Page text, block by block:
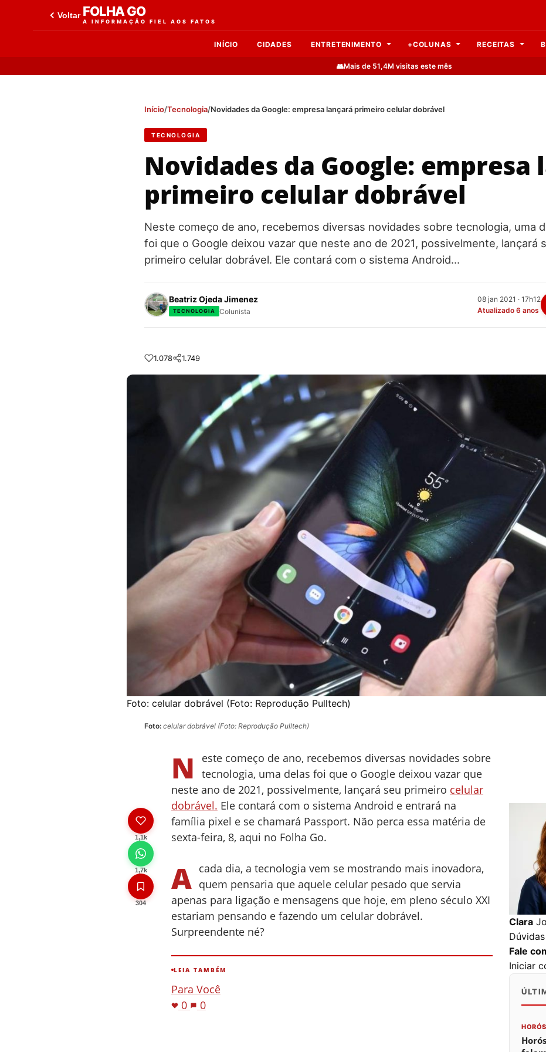
Voltar FOLHA GO
A INFORMAÇÃO FIEL AOS FATOS
INÍCIO CIDADES ENTRETENIMENTO +COLUNAS RECEITAS
👥Mais de 51,4M visitas este mês
Início/Tecnologia/Novidades da Google: empresa lançará primeiro celular dobrável
TECNOLOGIA
Novidades da Google: empresa
primeiro celular dobrável
Neste começo de ano, recebemos diversas novidades sobre tecnologia, uma
foi que o Google deixou vazar que neste ano de 2021, possivelmente, lançará
primeiro celular dobrável. Ele contará com o sistema Android…
Beatriz Ojeda Jimenez
TECNOLOGIA Colunista
08 jan 2021 · 17h12
Atualizado 6 anos
1.078 1.749
Foto: celular dobrável (Foto: Reprodução Pulltech)
Foto: celular dobrável (Foto: Reprodução Pulltech)
1,1k
1,7k
304
N
este começo de ano, recebemos diversas novidades sobre
tecnologia, uma delas foi que o Google deixou vazar que
neste ano de 2021, possivelmente, lançará seu primeiro celular
dobrável. Ele contará com o sistema Android e entrará na
família pixel e se chamará Passport. Não perca essa matéria de
sexta-feira, 8, aqui no Folha Go.
A cada dia, a tecnologia vem se mostrando mais inovadora,
quem pensaria que aquele celular pesado que servia
apenas para ligação e mensagens que hoje, em pleno século XXI
estariam pensando e fazendo um celular dobrável.
Surpreendente né?
LEIA TAMBÉM
Para Você
0
0
Clara
Fale
Iniciar
0 0